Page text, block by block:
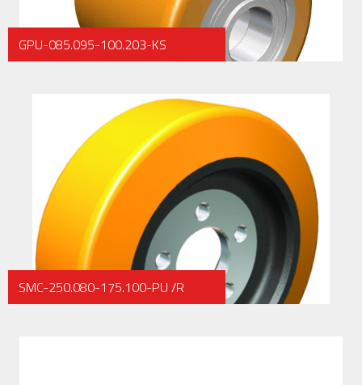
GPU-085.095-100.203-KS
SMC-250.080-175.100-PU /R